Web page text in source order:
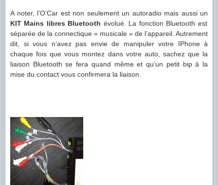
A noter, l’O’Car est non seulement un autoradio mais aussi un
KIT Mains libres Bluetooth évolué. La fonction Bluetooth est
séparée de la connectique « musicale » de l’appareil. Autrement
dit, si vous n’avez pas envie de manipuler votre IPhone à
chaque fois que vous montez dans votre auto, sachez que la
liaison Bluetooth se fera quand même et qu’un petit bip à la
mise du contact vous confirmera la liaison.